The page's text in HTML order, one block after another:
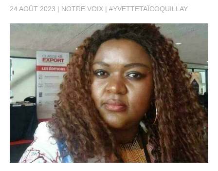
24 AOÛT 2023
NOTRE VOIX #YVETTETAÏCOQUILLAY